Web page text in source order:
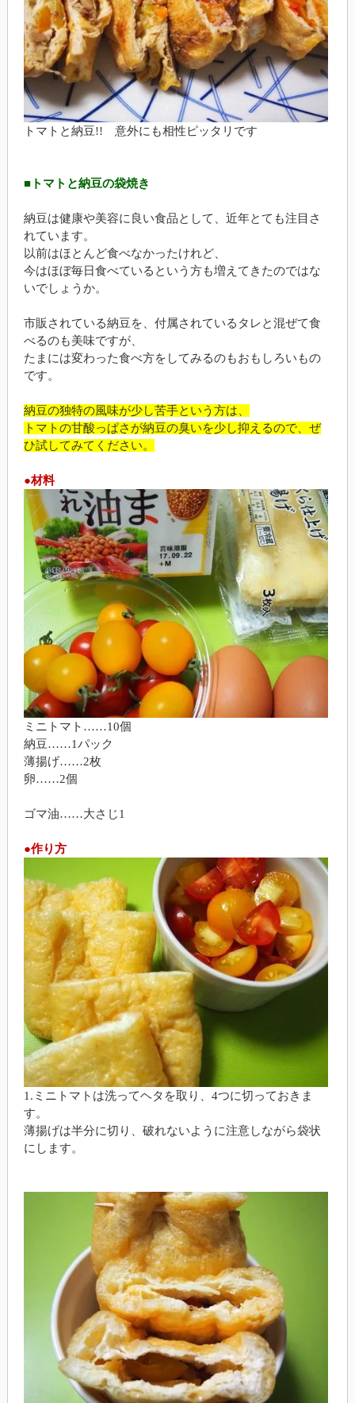
トマトと納豆!! 意外にも相性ピッタリです
■トマトと納豆の袋焼き
納豆は健康や美容に良い食品として、近年とても注目さ
れています。
以前はほとんど食べなかったけれど、
今はほぼ毎日食べているという方も増えてきたのではな
いでしょうか。
市販されている納豆を、付属されているタレと混ぜて食
べるのも美味ですが、
たまには変わった食べ方をしてみるのもおもしろいもの
です。
納豆の独特の風味が少し苦手という方は、
トマトの甘酸っぱさが納豆の臭いを少し抑えるので、ぜ
ひ試してみてください。
●材料
ミニトマト……10個
納豆……1パック
薄揚げ……2枚
卵……2個
ゴマ油……大さじ1
●作り方
1.ミニトマトは洗ってヘタを取り、4つに切っておきま
す。
薄揚げは半分に切り、破れないように注意しながら袋状
にします。